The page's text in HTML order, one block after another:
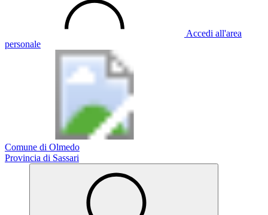
Accedi all'area
personale
Comune di Olmedo
Provincia di Sassari